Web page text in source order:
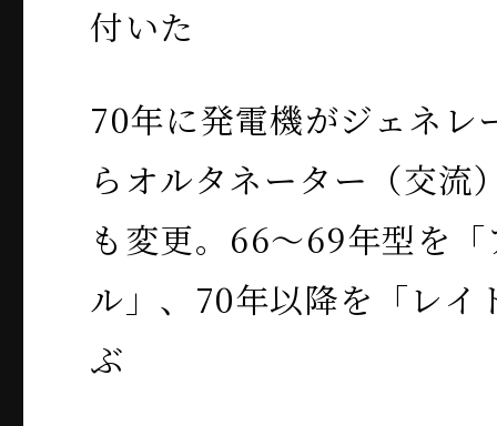
付いた
70年に発電機がジェネレ
らオルタネーター（交流
も変更。66～69年型を
ル」、70年以降を「レイ
ぶ